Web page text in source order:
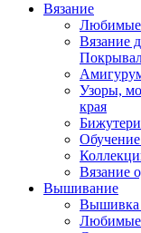
Вязание
Любимые
Вязание
Узоры,
края
Вязание
Вышивание
Вышивка